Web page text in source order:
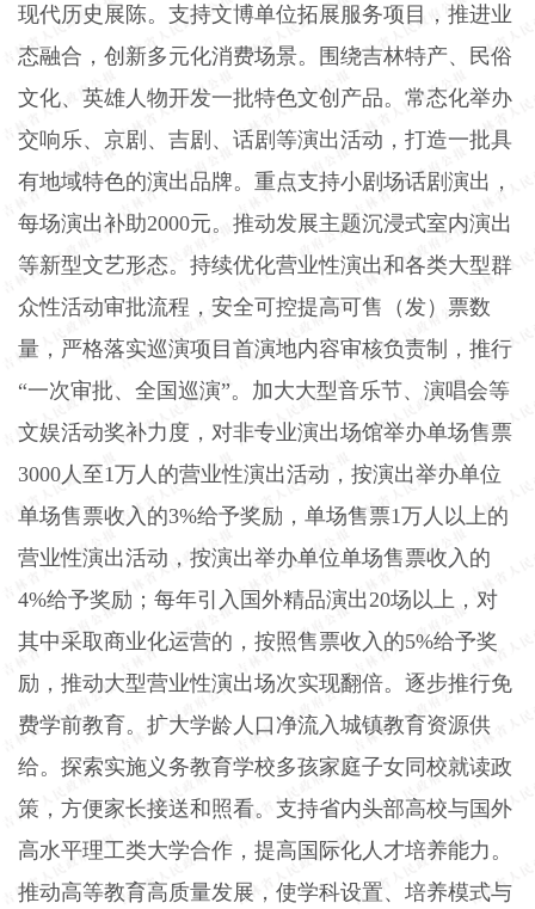
现代历史展陈。支持文博单位拓展服务项目，推进业
态融合，创新多元化消费场景。围绕吉林特产、民俗
文化、英雄人物开发一批特色文创产品。常态化举办
交响乐、京剧、吉剧、话剧等演出活动，打造一批具
有地域特色的演出品牌。重点支持小剧场话剧演出，
每场演出补助2000元。推动发展主题沉浸式室内演出
等新型文艺形态。持续优化营业性演出和各类大型群
众性活动审批流程，安全可控提高可售（发）票数
量，严格落实巡演项目首演地内容审核负责制，推行
“一次审批、全国巡演”。加大大型音乐节、演唱会等
文娱活动奖补力度，对非专业演出场馆举办单场售票
3000 人至1万人的营业性演出活动，按演出举办单位
单场售票收入的3%给予奖励，单场售票1万人以上的
营业性演出活动，按演出举办单位单场售票收入的
4%给予奖励；每年引入国外精品演出20场以上，对
其中采取商业化运营的，按照售票收入的5%给予奖
励，推动大型营业性演出场次实现翻倍。逐步推行免
费学前教育。扩大学龄人口净流入城镇教育资源供
给。探索实施义务教育学校多孩家庭子女同校就读政
策，方便家长接送和照看。支持省内头部高校与国外
高水平理工类大学合作，提高国际化人才培养能力。
推动高等教育高质量发展，使学科设置、培养模式与